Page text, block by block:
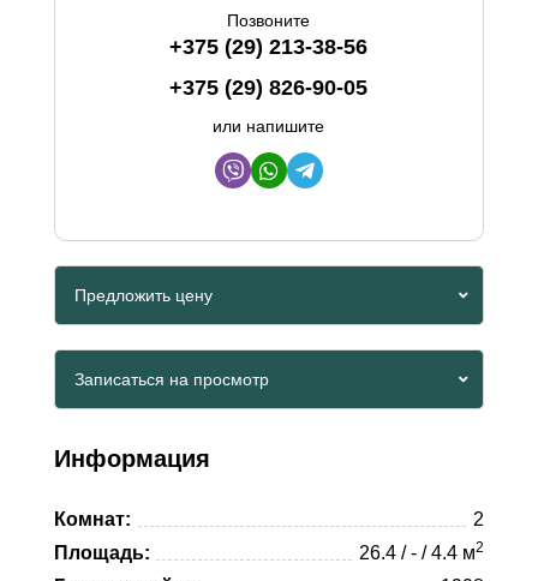
Позвоните
+375 (29) 213-38-56
+375 (29) 826-90-05
или напишите
Предложить цену
Viber
Записаться на просмотр
Telegram
Информация
Комнат:
2
Площадь:
26.4 / - / 4.4 м2